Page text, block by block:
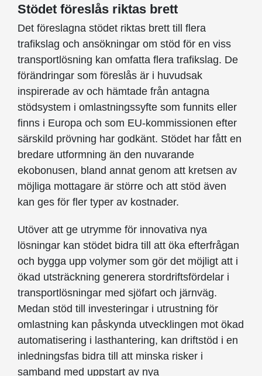
Stödet föreslås riktas brett
Det föreslagna stödet riktas brett till flera
trafikslag och ansökningar om stöd för en viss
transportlösning kan omfatta flera trafikslag. De
förändringar som föreslås är i huvudsak
inspirerade av och hämtade från antagna
stödsystem i omlastningssyfte som funnits eller
finns i Europa och som EU-kommissionen efter
särskild prövning har godkänt. Stödet har fått en
bredare utformning än den nuvarande
ekobonusen, bland annat genom att kretsen av
möjliga mottagare är större och att stöd även
kan ges för fler typer av kostnader.
Utöver att ge utrymme för innovativa nya
lösningar kan stödet bidra till att öka efterfrågan
och bygga upp volymer som gör det möjligt att i
ökad utsträckning generera stordriftsfördelar i
transportlösningar med sjöfart och järnväg.
Medan stöd till investeringar i utrustning för
omlastning kan påskynda utvecklingen mot ökad
automatisering i lasthantering, kan driftstöd i en
inledningsfas bidra till att minska risker i
samband med uppstart av nya